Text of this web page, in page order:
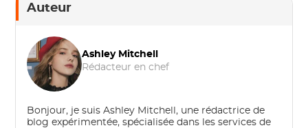
Auteur
Ashley Mitchell
Rédacteur en chef
Bonjour, je suis Ashley Mitchell, une rédactrice de
blog expérimentée, spécialisée dans les services de